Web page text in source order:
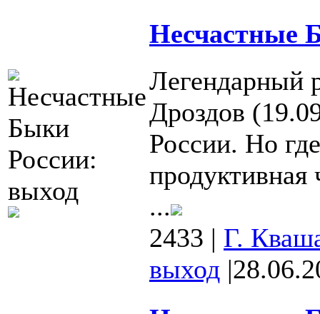
Несчастные
Легендарный
Дроздов
России. Но
...
2433 | Г.
выход |